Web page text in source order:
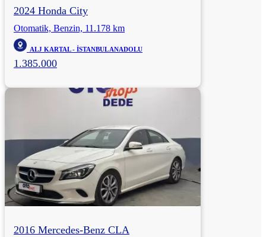
2024 Honda City
Otomatik, Benzin, 11.178 km
ALJ KARTAL - İSTANBUL ANADOLU
1.385.000
2016 Mercedes-Benz CLA